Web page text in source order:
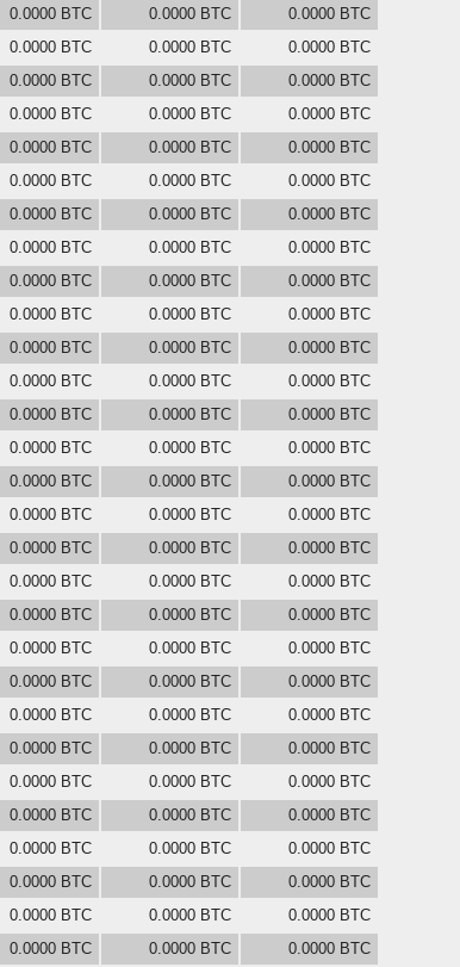
0.0000 BTC 0.0000 BTC
0.0000 BTC
0.0000 BTC 0.0000 BTC
0.0000 BTC
0.0000 BTC 0.0000 BTC
0.0000 BTC
0.0000 BTC 0.0000 BTC
0.0000 BTC
0.0000 BTC 0.0000 BTC
0.0000 BTC
0.0000 BTC 0.0000 BTC
0.0000 BTC
0.0000 BTC 0.0000 BTC
0.0000 BTC
0.0000 BTC 0.0000 BTC
0.0000 BTC
0.0000 BTC 0.0000 BTC
0.0000 BTC
0.0000 BTC 0.0000 BTC
0.0000 BTC
0.0000 BTC 0.0000 BTC
0.0000 BTC
0.0000 BTC 0.0000 BTC
0.0000 BTC
0.0000 BTC 0.0000 BTC
0.0000 BTC
0.0000 BTC 0.0000 BTC
0.0000 BTC
0.0000 BTC 0.0000 BTC
0.0000 BTC
0.0000 BTC 0.0000 BTC
0.0000 BTC
0.0000 BTC 0.0000 BTC
0.0000 BTC
0.0000 BTC 0.0000 BTC
0.0000 BTC
0.0000 BTC 0.0000 BTC
0.0000 BTC
0.0000 BTC 0.0000 BTC
0.0000 BTC
0.0000 BTC 0.0000 BTC
0.0000 BTC
0.0000 BTC 0.0000 BTC
0.0000 BTC
0.0000 BTC 0.0000 BTC
0.0000 BTC
0.0000 BTC 0.0000 BTC
0.0000 BTC
0.0000 BTC 0.0000 BTC
0.0000 BTC
0.0000 BTC 0.0000 BTC
0.0000 BTC
0.0000 BTC 0.0000 BTC
0.0000 BTC
0.0000 BTC 0.0000 BTC
0.0000 BTC
0.0000 BTC 0.0000 BTC 0.0000 BTC